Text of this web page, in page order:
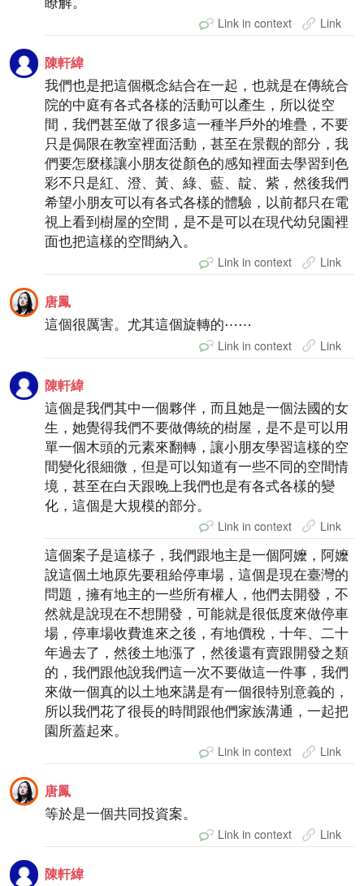
Link in context Link
陳軒緯
我們也是把這個概念結合在一起，也就是在傳統合
院的中庭有各式各樣的活動可以產生，所以從空
間，我們甚至做了很多這一種半戶外的堆疊，不要
只是侷限在教室裡面活動，甚至在景觀的部分，我
們要怎麼樣讓小朋友從顏色的感知裡面去學習到色
彩不只是紅、澄、黃、綠、藍、靛、紫，然後我們
希望小朋友可以有各式各樣的體驗，以前都只在電
視上看到樹屋的空間，是不是可以在現代幼兒園裡
面也把這樣的空間納入。
Link in context Link
唐鳳
這個很厲害。尤其這個旋轉的⋯⋯
Link in context Link
陳軒緯
這個是我們其中一個夥伴，而且她是一個法國的女
生，她覺得我們不要做傳統的樹屋，是不是可以用
單一個木頭的元素來翻轉，讓小朋友學習這樣的空
間變化很細微，但是可以知道有一些不同的空間情
境，甚至在白天跟晚上我們也是有各式各樣的變
化，這個是大規模的部分。
Link in context Link
這個案子是這樣子，我們跟地主是一個阿嬤，阿嬤
說這個土地原先要租給停車場，這個是現在臺灣的
問題，擁有地主的一些所有權人，他們去開發，不
然就是說現在不想開發，可能就是很低度來做停車
場，停車場收費進來之後，有地價稅，十年、二十
年過去了，然後土地漲了，然後還有賣跟開發之類
的，我們跟他說我們這一次不要做這一件事，我們
來做一個真的以土地來講是有一個很特別意義的，
所以我們花了很長的時間跟他們家族溝通，一起把
園所蓋起來。
Link in context Link
唐鳳
等於是一個共同投資案。
Link in context Link
陳軒緯